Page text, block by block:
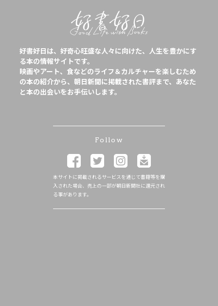
好書好日は、好奇心旺盛な人々に向けた、人生を豊かにす
る本の情報サイトです。
映画やアート、食などのライフ＆カルチャーを楽しむため
の本の紹介から、朝日新聞に掲載された書評まで、あなた
と本の出会いをお手伝いします。
Follow
本サイトに掲載されるサービスを通じて書籍等を購
入された場合、売上の一部が朝日新聞社に還元され
る事があります。